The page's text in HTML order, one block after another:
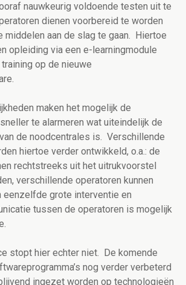
nauwkeurig voldoende testen uit te
dienen voorbereid te worden
middelen aan de slag te gaan. Hiertoe
opleiding via een e-learningmodule
op de nieuwe
maken het mogelijk de
te alarmeren wat uiteindelijk de
de noodcentrales is. Verschillende
hiertoe verder ontwikkeld, o.a.: de
rechtstreeks uit het uitrukvoorstel
verschillende operatoren kunnen
eenzelfde grote interventie en
tussen de operatoren is mogelijk
stopt hier echter niet. De komende
nog verder verbeterd
ingezet worden op technologieën